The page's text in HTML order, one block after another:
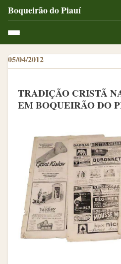
Boqueirão do Piauí
05/04/2012
TRADIÇÃO CRISTÃ
EM BOQUEIRÃO DO